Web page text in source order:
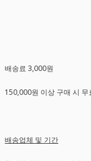
배송료 3,000원
150,000원 이상 구매 시 무
배송업체 및 기간